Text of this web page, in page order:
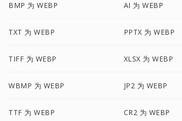
BMP 为 WEBP AI 为 WEBP
TXT 为 WEBP PPTX 为 WEBP
TIFF 为 WEBP XLSX 为 WEBP
WBMP 为 WEBP JP2 为 WEBP
TTF 为 WEBP CR2 为 WEBP